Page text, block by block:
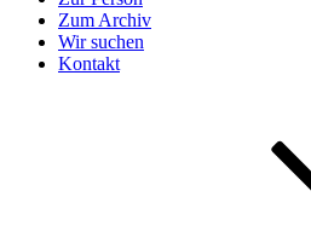
Zum Archiv
Wir suchen
Kontakt